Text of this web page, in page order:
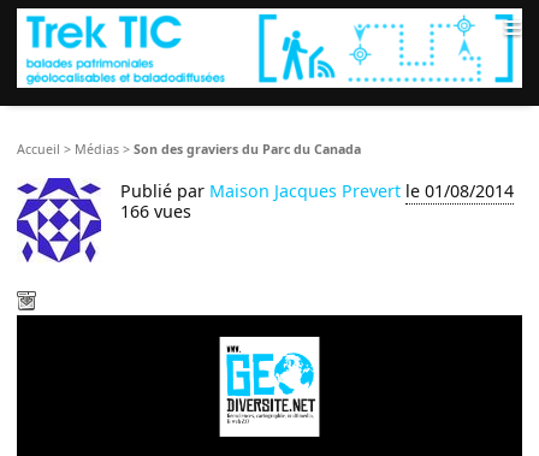
≡
Accueil > Médias >Son des graviers du Parc du Canada
Publié par Maison Jacques Prevert le 01/08/2014
166 vues